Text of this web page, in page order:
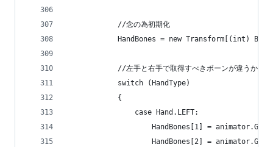
            //念の為初期化
HandBones = new Transform[(int)
//左手と右手で取得すべきボーンが違うから
            switch (HandType)
            {
                case Hand.LEFT:
HandBones[1] =
HandBones[2] =